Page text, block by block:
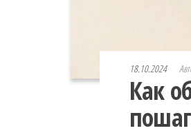
18.10.2024
Как